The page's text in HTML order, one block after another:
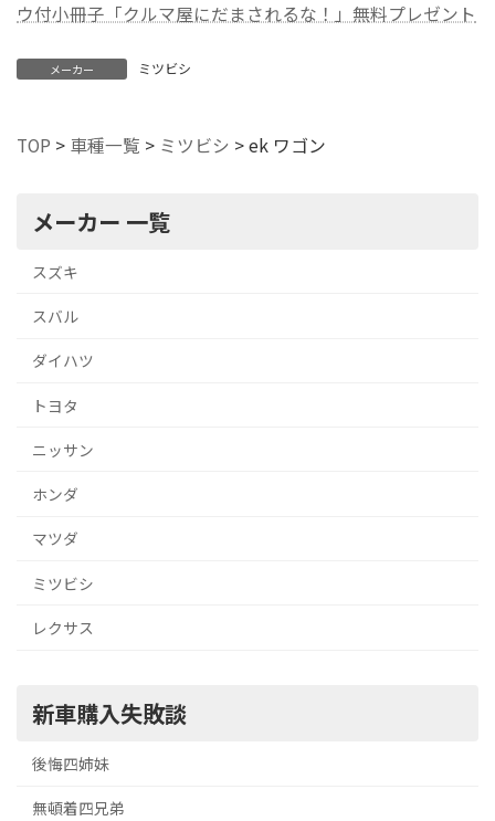
ウ付小冊子「クルマ屋にだまされるな！」無料プレゼント
メーカー ミツビシ
TOP > 車種一覧 > ミツビシ >ek ワゴン
メーカー 一覧
スズキ
スバル
ダイハツ
トヨタ
ニッサン
ホンダ
マツダ
ミツビシ
レクサス
新車購入失敗談
後悔四姉妹
無頓着四兄弟